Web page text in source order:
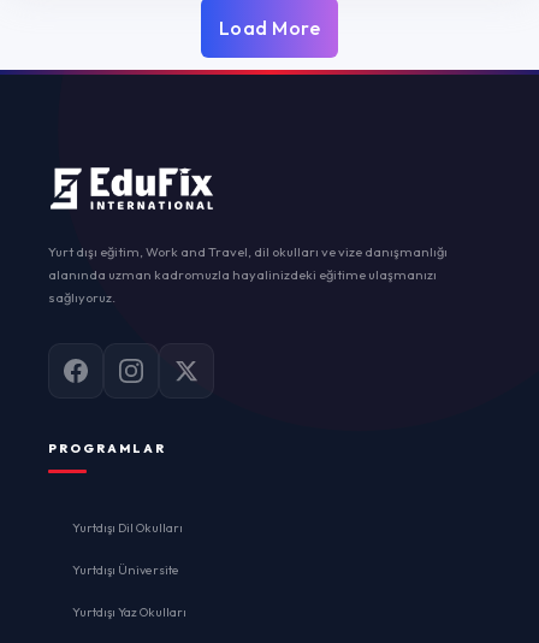
Load More
Yurt dışı eğitim, Work and Travel, dil okulları ve vize danışmanlığı
alanında uzman kadromuzla hayalinizdeki eğitime ulaşmanızı
sağlıyoruz.
PROGRAMLAR
Yurtdışı Dil Okulları
Yurtdışı Üniversite
Yurtdışı Yaz Okulları